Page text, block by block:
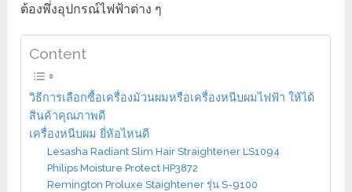
ต้องพึ่งอุปกรณ์ไฟฟ้าต่าง ๆ
Content
วิธีการเลือกซื้อเครื่องม้วนผมหรือเครื่องหนีบผมไฟฟ้า ให้ได้
สินค้าคุณภาพดี
เครื่องหนีบผม ยี่ห้อไหนดี
Lesasha Radiant Slim Hair Straightener LS1094
Philips Moisture Protect HP3872
Remington Proluxe Staightener รุ่น S-9100